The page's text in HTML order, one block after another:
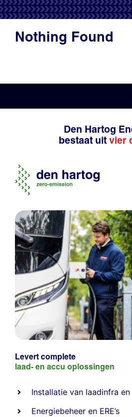
Nothing Found
Den Hartog
bestaat uit vier
Levert complete
laad- en accu oplossingen
Installatie van laadinfra en
Energiebeheer en ERE’s